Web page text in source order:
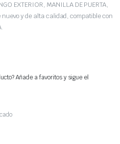
EXTERIOR, MANILLA DE PUERTA,
nuevo y de alta calidad, compatible con
Añade a favoritos y sigue el